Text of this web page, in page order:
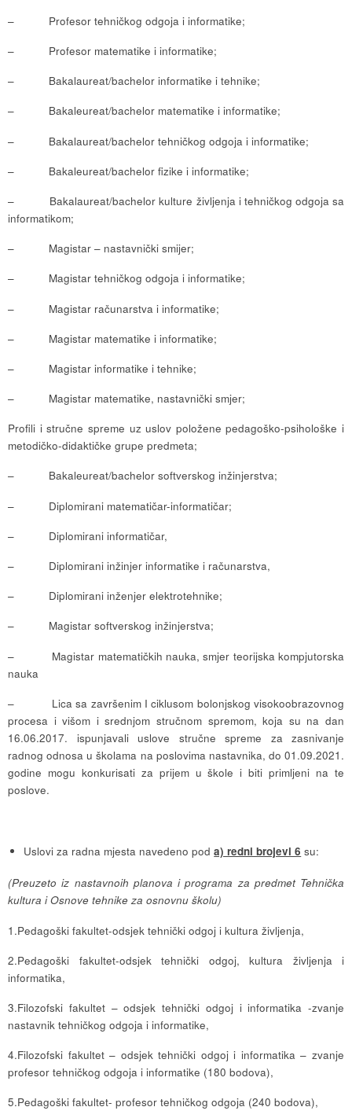
– Profesor tehničkog odgoja i informatike;
– Profesor matematike i informatike;
– Bakalaureat/bachelor informatike i tehnike;
– Bakaleureat/bachelor matematike i informatike;
– Bakalaureat/bachelor tehničkog odgoja i informatike;
– Bakaleureat/bachelor fizike i informatike;
– Bakalaureat/bachelor kulture življenja i tehničkog odgoja sa
informatikom;
– Magistar – nastavnički smijer;
– Magistar tehničkog odgoja i informatike;
– Magistar računarstva i informatike;
– Magistar matematike i informatike;
– Magistar informatike i tehnike;
– Magistar matematike, nastavnički smjer;
Profili i stručne spreme uz uslov položene pedagoško-psihološke i
metodičko-didaktičke grupe predmeta;
– Bakaleureat/bachelor softverskog inžinjerstva;
– Diplomirani matematičar-informatičar;
– Diplomirani informatičar,
– Diplomirani inžinjer informatike i računarstva,
– Diplomirani inženjer elektrotehnike;
– Magistar softverskog inžinjerstva;
– Magistar matematičkih nauka, smjer teorijska kompjutorska
nauka
– Lica sa završenim I ciklusom bolonjskog visokoobrazovnog
procesa i višom i srednjom stručnom spremom, koja su na dan
16.06.2017. ispunjavali uslove stručne spreme za zasnivanje
radnog odnosa u školama na poslovima nastavnika, do 01.09.2021.
godine mogu konkurisati za prijem u škole i biti primljeni na te
poslove.
Uslovi za radna mjesta navedeno poda) redni brojevi 6 su:
(Preuzeto iz nastavnoih planova i programa za predmet Tehnička
kultura i Osnove tehnike za osnovnu školu)
1.Pedagoški fakultet-odsjek tehnički odgoj i kultura življenja,
2.Pedagoški fakultet-odsjek tehnički odgoj, kultura življenja i
informatika,
3.Filozofski fakultet – odsjek tehnički odgoj i informatika -zvanje
nastavnik tehničkog odgoja i informatike,
4.Filozofski fakultet – odsjek tehnički odgoj i informatika – zvanje
profesor tehničkog odgoja i informatike (180 bodova),
5.Pedagoški fakultet- profesor tehničkog odgoja (240 bodova),